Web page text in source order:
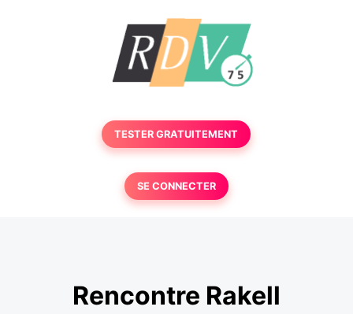
TESTER GRATUITEMENT
SE CONNECTER
Rencontre Rakell